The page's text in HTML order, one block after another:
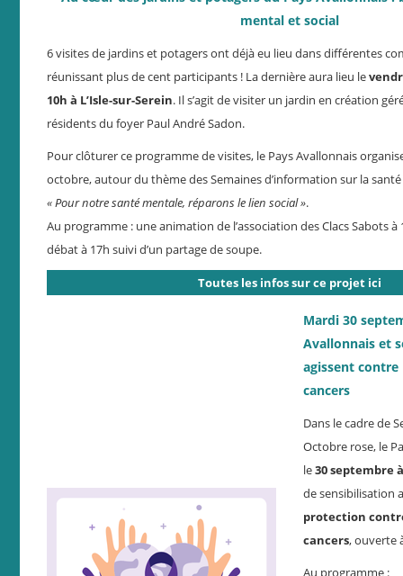
mental et social
6 visites de jardins et potagers ont déjà eu lieu dans différentes
réunissant plus de cent participants ! La dernière aura lieu le
10h à L’Isle-sur-Serein. Il s’agit de visiter un jardin en création
résidents du foyer Paul André Sadon.
Pour clôturer ce programme de visites, le Pays Avallonnais
octobre, autour du thème des Semaines d’information sur la
« Pour notre santé mentale, réparons le lien social ».
Au programme : une animation de l’association des Clacs Sabots
débat à 17h suivi d’un partage de soupe.
Toutes les infos sur ce projet ici
Mardi 30
Avallonnais et
agissent contre
cancers
Dans le cadre de
Octobre rose, le
le30 septembre
de sensibilisation
protection
cancers, ouverte
Au programme :